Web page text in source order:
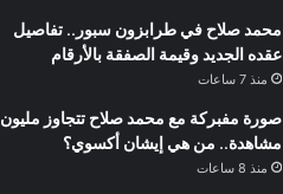
محمد صلاح في طرابزون سبور.. تفاصيل
عقده الجديد وقيمة الصفقة بالأرقام
منذ 7 ساعات
صورة مفبركة مع محمد صلاح تتجاوز مليون
مشاهدة.. من هي إيشان أكسوي؟
منذ 8 ساعات